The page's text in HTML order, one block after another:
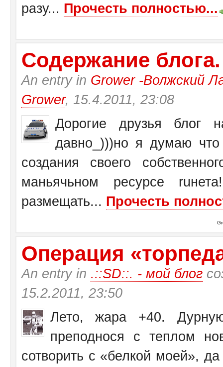
разу... Прочесть полностью...
Содержание блога.
An entry in Grower -Волжский
Grower, 15.4.2011, 23:08
Дорогие друзья блог
давно_)))но я думаю
создания своего
маньячьном ресурсе
размещать... Прочесть
Операция
An entry in .::SD::. - мой блог
15.2.2011, 23:50
Лето, жара +40.
преподнося с теплом
сотворить с «белкой моей»,